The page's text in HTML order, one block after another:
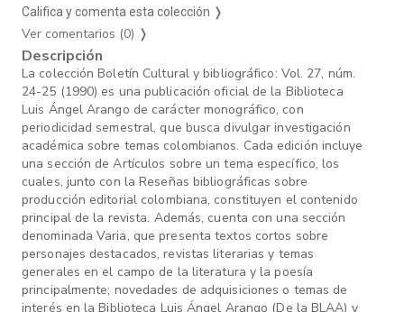
Califica y comenta esta colección ❭
Ver comentarios (0) ❭
Descripción
La colección Boletín Cultural y bibliográfico: Vol. 27, núm.
24-25 (1990) es una publicación oficial de la Biblioteca
Luis Ángel Arango de carácter monográfico, con
periodicidad semestral, que busca divulgar investigación
académica sobre temas colombianos. Cada edición incluye
una sección de Artículos sobre un tema específico, los
cuales, junto con la Reseñas bibliográficas sobre
producción editorial colombiana, constituyen el contenido
principal de la revista. Además, cuenta con una sección
denominada Varia, que presenta textos cortos sobre
personajes destacados, revistas literarias y temas
generales en el campo de la literatura y la poesía
principalmente; novedades de adquisiciones o temas de
interés en la Biblioteca Luis Ángel Arango (De la BLAA) y